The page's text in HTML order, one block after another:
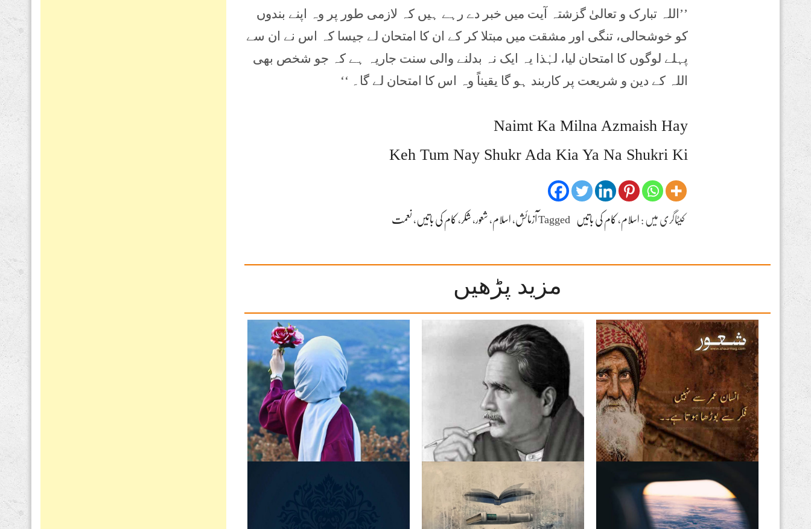
’’اللہ تبارک و تعالیٰ گزشتہ آیت میں خبر دے رہے ہیں کہ لازمی طور پر وہ اپنے بندوں
کو خوشحالی، تنگی اور مشقت میں مبتلا کر کے ان کا امتحان لے جیسا کہ اس نے ان سے
پہلے لوگوں کا امتحان لیا، لہٰذا یہ ایک نہ بدلنے والی سنت جاریہ ہے کہ جو شخص بھی
اللہ کے دین و شریعت پر کاربند ہو گا یقیناً وہ اس کا امتحان لے گا۔ ‘‘
Naimt Ka Milna Azmaish Hay
Keh Tum Nay Shukr Ada Kia Ya Na Shukri Ki
کیٹاگری میں : اسلام ، کام کی باتیں Taggedآزمائش، اسلام ، شعور ، شکر ، کام کی باتیں ، نعمت
مزید پڑھیں
اقبال تیری عظمت کی داستاں
فکریں انسان کو بوڑھا کرتی
ہیں